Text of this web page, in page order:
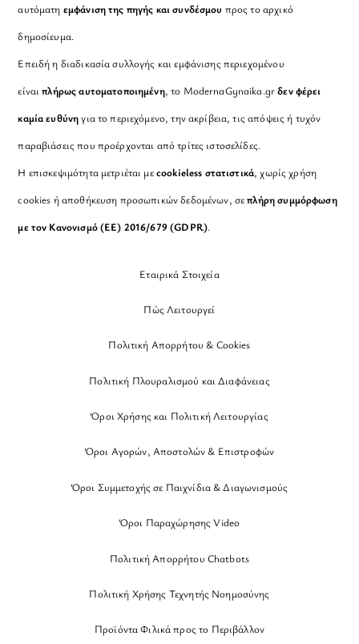
αυτόματη εμφάνιση της πηγής και συνδέσμου προς το αρχικό
δημοσίευμα.
Επειδή η διαδικασία συλλογής και εμφάνισης περιεχομένου
είναιπλήρως αυτοματοποιημένη, το ModernaGynaika.grδεν φέρει
καμία ευθύνηγια το περιεχόμενο, την ακρίβεια, τις απόψεις ή τυχόν
παραβιάσεις που προέρχονται από τρίτες ιστοσελίδες.
Η επισκεψιμότητα μετριέται μεcookieless στατιστικά, χωρίς χρήση
cookies ή αποθήκευση προσωπικών δεδομένων, σεπλήρη συμμόρφωση
με τον Κανονισμό (ΕΕ) 2016/679 (GDPR).
Εταιρικά Στοιχεία
Πώς Λειτουργεί
Πολιτική Απορρήτου & Cookies
Πολιτική Πλουραλισμού και Διαφάνειας
Όροι Χρήσης και Πολιτική Λειτουργίας
Όροι Αγορών, Αποστολών & Επιστροφών
Όροι Συμμετοχής σε Παιχνίδια & Διαγωνισμούς
Όροι Παραχώρησης Video
Πολιτική Απορρήτου Chatbots
Πολιτική Χρήσης Τεχνητής Νοημοσύνης
Προϊόντα Φιλικά προς το Περιβάλλον